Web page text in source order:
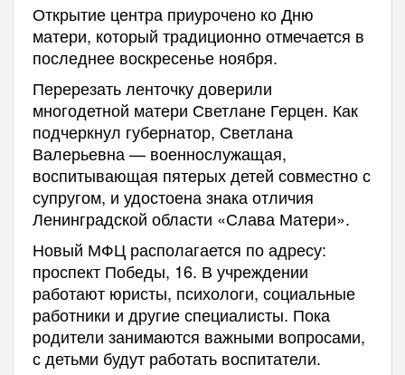
Открытие центра приурочено ко Дню
матери, который традиционно отмечается в
последнее воскресенье ноября.
Перерезать ленточку доверили
многодетной матери Светлане Герцен. Как
подчеркнул губернатор, Светлана
Валерьевна — военнослужащая,
воспитывающая пятерых детей совместно с
супругом, и удостоена знака отличия
Ленинградской области «Слава Матери».
Новый МФЦ располагается по адресу:
проспект Победы, 16. В учреждении
работают юристы, психологи, социальные
работники и другие специалисты. Пока
родители занимаются важными вопросами,
с детьми будут работать воспитатели.